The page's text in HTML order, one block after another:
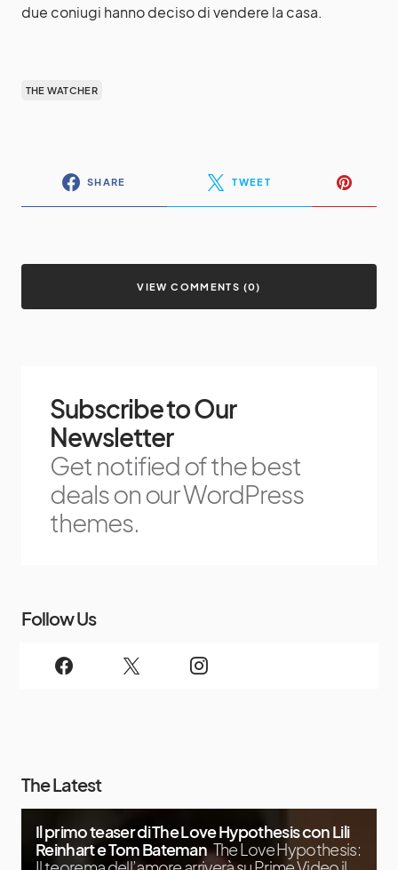
due coniugi hanno deciso di vendere la casa.
THE WATCHER
SHARE TWEET
VIEW COMMENTS (0)
Subscribe to Our
Newsletter
Get notified of the best
deals on our WordPress
themes.
Follow Us
The Latest
Il primo teaser di The Love Hypothesis con Lili
Reinhart e Tom Bateman The Love Hypothesis: